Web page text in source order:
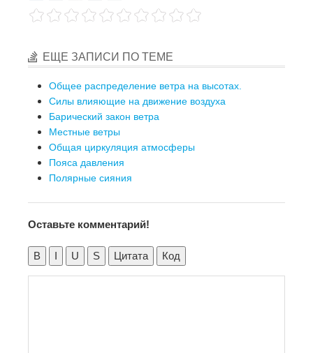
ЕЩЕ ЗАПИСИ ПО ТЕМЕ
Общее распределение ветра на высотах.
Силы влияющие на движение воздуха
Барический закон ветра
Местные ветры
Общая циркуляция атмосферы
Пояса давления
Полярные сияния
Оставьте комментарий!
B I U S Цитата Код